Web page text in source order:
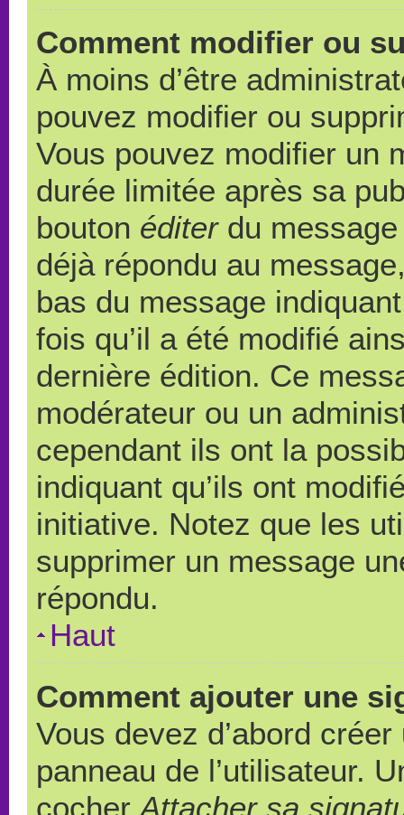
Comment modifier ou
À moins d’être
pouvez modifier ou
Vous pouvez modifier un
durée limitée après sa
bouton éditerdu message
déjà répondu au
bas du message
fois qu’il a été modifié
dernière édition. Ce
modérateur ou un
cependant ils ont la
indiquant qu’ils ont
initiative. Notez que les
supprimer un message
répondu.
Haut
Comment ajouter une
Vous devez d’abord
panneau de l’utilisateur.
cocher Attacher sa